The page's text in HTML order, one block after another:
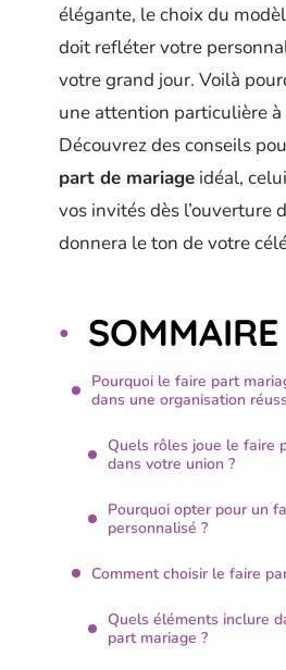
élégante, le choix du
doit refléter votre
votre grand jour. Voilà
une attention particulière à
Découvrez des conseils
part de mariage idéal,
vos invités dès l’ouverture
donnera le ton de votre
SOMMAIRE
Pourquoi le faire part
dans une organisation
Quels rôles joue le faire
dans votre union ?
Pourquoi opter pour un
personnalisé ?
Comment choisir le faire
Quels éléments inclure
part mariage ?